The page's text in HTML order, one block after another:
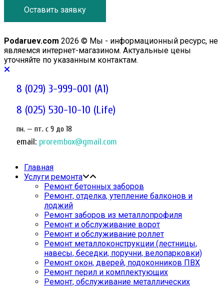
Оставить заявку
Podaruev.com 2026 © Мы - информационный ресурс, не
являемся интернет-магазином. Актуальные цены
уточняйте по указанным контактам.
8 (029) 3-999-001 (A1)
8 (025) 530-10-10 (Life)
пн. — пт. c 9 до 18
email: prorembox@gmail.com
Главная
Услуги ремонта
Ремонт бетонных заборов
Ремонт, отделка, утепление балконов и
лоджий
Ремонт заборов из металлопрофиля
Ремонт и обслуживание ворот
Ремонт и обслуживание роллет
Ремонт металлоконструкции (лестницы,
навесы, беседки, поручни, велопарковки)
Ремонт окон, дверей, подоконников ПВХ
Ремонт перил и комплектующих
Ремонт, обслуживание металлических